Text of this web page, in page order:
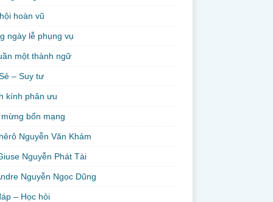
hoàn vũ
ngày lễ phụng vụ
một thành ngữ
– Suy tư
kính phân ưu
bổn mạng
Nguyễn Văn Khảm
Nguyễn Phát Tài
Nguyễn Ngọc Dũng
– Học hỏi